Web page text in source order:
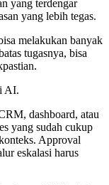
yang terdengar
yang lebih tegas.
melakukan banyak
tugasnya, bisa
AI.
dashboard, atau
yang sudah cukup
Approval
eskalasi harus